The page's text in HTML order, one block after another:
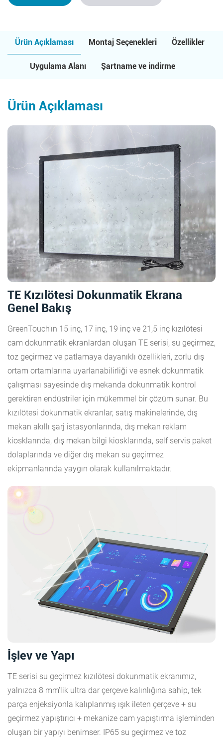
Ürün Açıklaması Montaj Seçenekleri Özellikler
Uygulama Alanı Şartname ve indirme
Ürün Açıklaması
TE Kızılötesi Dokunmatik Ekrana
Genel Bakış
GreenTouch'ın 15 inç, 17 inç, 19 inç ve 21,5 inç kızılötesi
cam dokunmatik ekranlardan oluşan TE serisi, su geçirmez,
toz geçirmez ve patlamaya dayanıklı özellikleri, zorlu dış
ortam ortamlarına uyarlanabilirliği ve esnek dokunmatik
çalışması sayesinde dış mekanda dokunmatik kontrol
gerektiren endüstriler için mükemmel bir çözüm sunar. Bu
kızılötesi dokunmatik ekranlar, satış makinelerinde, dış
mekan akıllı şarj istasyonlarında, dış mekan reklam
kiosklarında, dış mekan bilgi kiosklarında, self servis paket
dolaplarında ve diğer dış mekan su geçirmez
ekipmanlarında yaygın olarak kullanılmaktadır.
İşlev ve Yapı
TE serisi su geçirmez kızılötesi dokunmatik ekranımız,
yalnızca 8 mm'lik ultra dar çerçeve kalınlığına sahip, tek
parça enjeksiyonla kalıplanmış ışık ileten çerçeve + su
geçirmez yapıştırıcı + mekanize cam yapıştırma işleminden
oluşan bir yapıyı benimser. IP65 su geçirmez ve toz